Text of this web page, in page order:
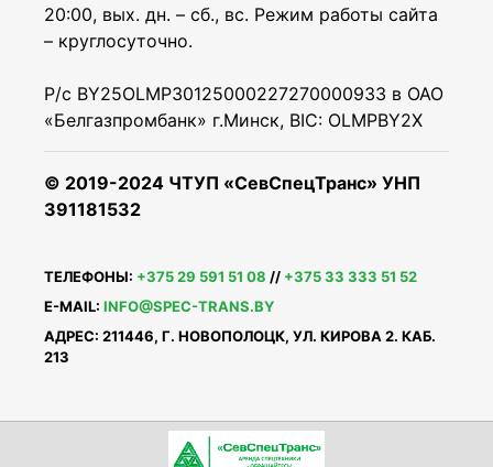
20:00, вых. дн. – сб., вс. Режим работы сайта
– круглосуточно.
Р/с BY25OLMP30125000227270000933 в ОАО
«Белгазпромбанк» г.Минск, BIC: OLMPBY2X
© 2019-2024 ЧТУП «СевСпецТранс» УНП
391181532
ТЕЛЕФОНЫ: +375 29 591 51 08 // +375 33 333 51 52
E-MAIL: INFO@SPEC-TRANS.BY
АДРЕС: 211446, Г. НОВОПОЛОЦК, УЛ. КИРОВА 2. КАБ.
213